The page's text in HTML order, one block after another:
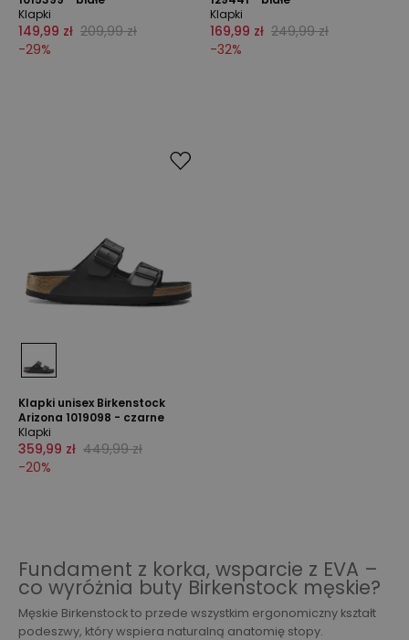
Klapki
149,99 zł 209,99 zł
-29%
Klapki
169,99 zł 249,99 zł
-32%
Klapki unisex Birkenstock
Arizona 1019098 - czarne
Klapki
359,99 zł 449,99 zł
-20%
Fundament z korka, wsparcie z EVA –
co wyróżnia buty Birkenstock męskie?
Męskie Birkenstock to przede wszystkim ergonomiczny kształt
podeszwy, który wspiera naturalną anatomię stopy.